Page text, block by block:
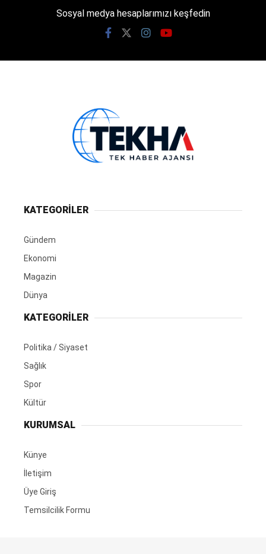
Sosyal medya hesaplarımızı keşfedin
KATEGORİLER
Gündem
Ekonomi
Magazin
Dünya
KATEGORİLER
Politika / Siyaset
Sağlık
Spor
Kültür
KURUMSAL
Künye
İletişim
Üye Giriş
Temsilcilik Formu